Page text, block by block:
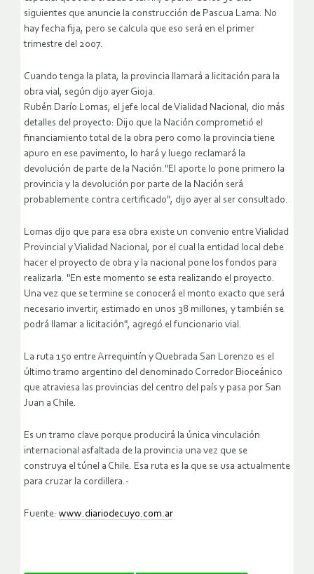
siguientes que anuncie la construcción de Pascua Lama. No
hay fecha fija, pero se calcula que eso será en el primer
trimestre del 2007.
Cuando tenga la plata, la provincia llamará a licitación para la
obra vial, según dijo ayer Gioja.
Rubén Darío Lomas, el jefe local de Vialidad Nacional, dio más
detalles del proyecto: Dijo que la Nación comprometió el
financiamiento total de la obra pero como la provincia tiene
apuro en ese pavimento, lo hará y luego reclamará la
devolución de parte de la Nación."El aporte lo pone primero la
provincia y la devolución por parte de la Nación será
probablemente contra certificado", dijo ayer al ser consultado.
Lomas dijo que para esa obra existe un convenio entre Vialidad
Provincial y Vialidad Nacional, por el cual la entidad local debe
hacer el proyecto de obra y la nacional pone los fondos para
realizarla. "En este momento se esta realizando el proyecto.
Una vez que se termine se conocerá el monto exacto que será
necesario invertir, estimado en unos 38 millones, y también se
podrá llamar a licitación", agregó el funcionario vial.
La ruta 150 entre Arrequintín y Quebrada San Lorenzo es el
último tramo argentino del denominado Corredor Bioceánico
que atraviesa las provincias del centro del país y pasa por San
Juan a Chile.
Es un tramo clave porque producirá la única vinculación
internacional asfaltada de la provincia una vez que se
construya el túnel a Chile. Esa ruta es la que se usa actualmente
para cruzar la cordillera.-
Fuente: www.diariodecuyo.com.ar